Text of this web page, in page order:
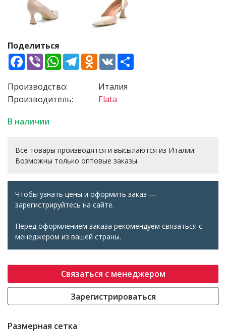
Поделиться
Facebook
ViberWhatsApp
TelegramOdnoklassniki
VK
Производство:
Производитель:
Италия
Elata
В наличии
Все товары производятся и высылаются из Италии.
Возможны только оптовые заказы.
Чтобы узнать цены и оформить заказ —
зарегистрируйтесь на сайте.
Перед оформлением заказа рекомендуем связаться с
менеджером из вашей страны.
Связаться с менеджером
Зарегистрироваться
Размерная сетка